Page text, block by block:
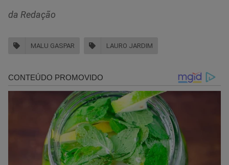
da Redação
MALU GASPAR LAURO JARDIM